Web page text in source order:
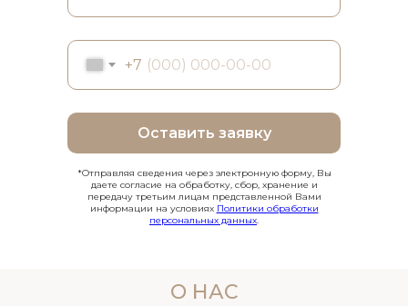
+7
Оставить заявку
*Отправляя сведения через электронную форму, Вы
даете согласие на обработку, сбор, хранение и
передачу третьим лицам представленной Вами
информации на условиях Политики обработки
персональных данных.
О НАС